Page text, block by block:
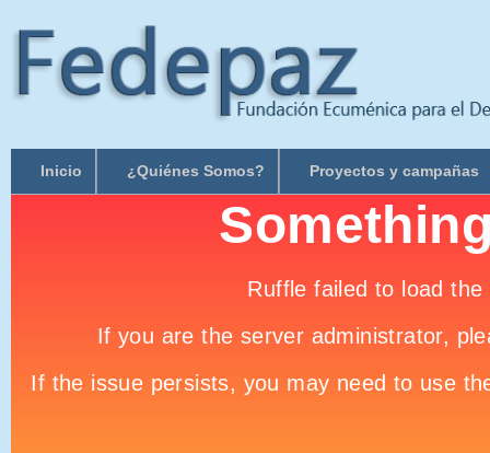
Inicio ¿Quiénes Somos? Proyectos y campañas